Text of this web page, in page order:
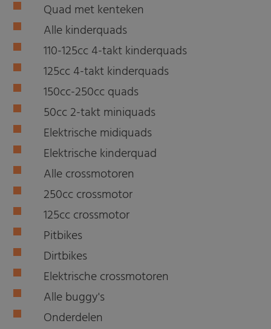
Quad met kenteken
Alle kinderquads
110-125cc 4-takt kinderquads
125cc 4-takt kinderquads
150cc-250cc quads
50cc 2-takt miniquads
Elektrische midiquads
Elektrische kinderquad
Alle crossmotoren
250cc crossmotor
125cc crossmotor
Pitbikes
Dirtbikes
Elektrische crossmotoren
Alle buggy's
Onderdelen